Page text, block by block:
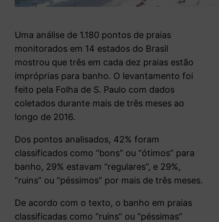
Uma análise de 1.180 pontos de praias
monitorados em 14 estados do Brasil
mostrou que três em cada dez praias estão
impróprias para banho. O levantamento foi
feito pela Folha de S. Paulo com dados
coletados durante mais de três meses ao
longo de 2016.
Dos pontos analisados, 42% foram
classificados como “bons” ou “ótimos” para
banho, 29% estavam “regulares”, e 29%,
“ruins” ou “péssimos” por mais de três meses.
De acordo com o texto, o banho em praias
classificadas como “ruins” ou “péssimas”